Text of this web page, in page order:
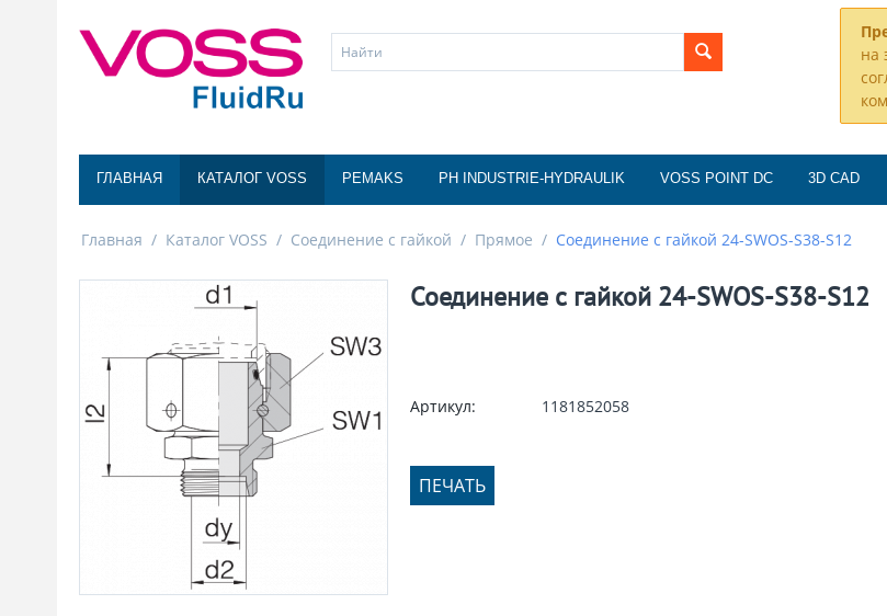
на
ГЛАВНАЯ КАТАЛОГ VOSS PEMAKS PH INDUSTRIE-HYDRAULIK VOSS POINT DC 3D CAD
Главная / Каталог VOSS / Соединение с гайкой / Прямое / Соединение с гайкой 24-SWOS-S38-S12
Соединение с гайкой 24-SWOS-S38-S12
Артикул: 1181852058
ПЕЧАТЬ